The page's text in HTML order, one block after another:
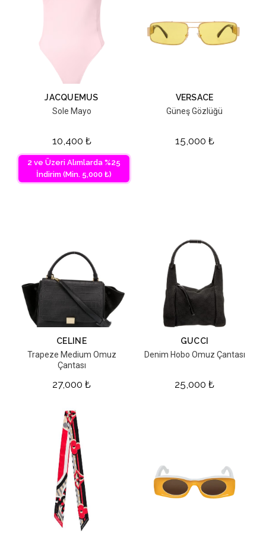
JACQUEMUS
Sole Mayo
10,400 ₺
2 ve Üzeri Alımlarda %25
İndirim (Min. 5,000 ₺)
VERSACE
Güneş Gözlüğü
15,000 ₺
CELINE
Trapeze Medium Omuz
Çantası
27,000 ₺
GUCCI
Denim Hobo Omuz Çantası
25,000 ₺